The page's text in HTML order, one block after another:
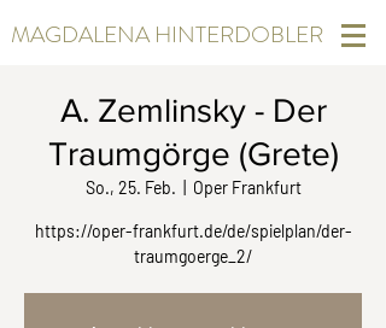
MAGDALENA HINTERDOBLER
A. Zemlinsky - Der
Traumgörge (Grete)
So., 25. Feb. Oper Frankfurt
https://oper-frankfurt.de/de/spielplan/der-
traumgoerge_2/